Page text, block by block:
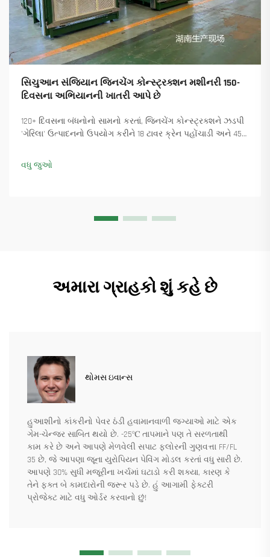
સિચુઆન સંજિયાન જિનચેંગ કોન્સ્ટ્રક્શન મશીનરી 150-
દિવસના અભિયાનની ખાતરી આપે છે
120+ દિવસના બંધનોનો સામનો કરતાં, જિનચેંગ કોન્સ્ટ્રક્શને ઝડપી
'ગેરિલા' ઉત્પાદનનો ઉપયોગ કરીને 18 ટાવર ક્રેન પહોંચાડી અને 45+
વધુ માહિતી મેળવો.
વધુ જુઓ
અમારા ગ્રાહકો શું કહે છે
થોમસ ઇવાન્સ
હુઆશીનો કાંકરીનો પેવર ઠંડી હવામાનવાળી જગ્યાઓ માટે એક
ગેમ-ચેન્જર સાબિત થયો છે. -25℃ તાપમાને પણ તે સરળતાથી
કામ કરે છે અને આપણે મેળવેલી સપાટ ફ્લોરની ગુણવત્તા FF/FL
35 છે, જે આપણા જૂના યુરોપિયન પેવિંગ મોડલ કરતાં વધુ સારી છે.
આપણે 30% સુધી મજૂરીના ખર્ચમાં ઘટાડો કરી શક્યા, કારણ કે
તેને ફક્ત બે કામદારોની જરૂર પડે છે. હું આગામી ફેક્ટરી
પ્રોજેક્ટ માટે વધુ ઓર્ડર કરવાનો છું!